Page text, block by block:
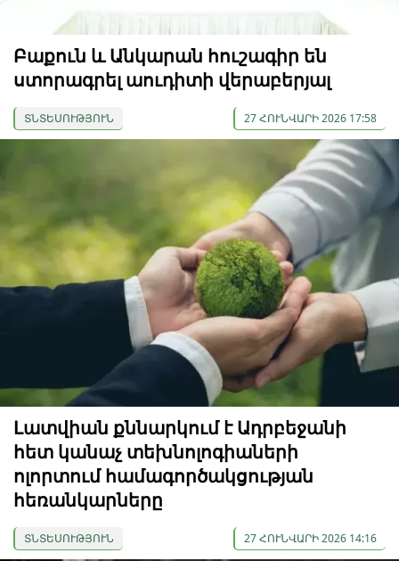
Բաքուն և Անկարան հուշագիր են
ստորագրել աուդիտի վերաբերյալ
ՏՆՏԵՍՈՒԹՅՈՒՆ 27 ՀՈՒՆՎԱՐԻ 2026 17:58
Լատվիան քննարկում է Ադրբեջանի
հետ կանաչ տեխնոլոգիաների
ոլորտում համագործակցության
հեռանկարները
ՏՆՏԵՍՈՒԹՅՈՒՆ 27 ՀՈՒՆՎԱՐԻ 2026 14:16